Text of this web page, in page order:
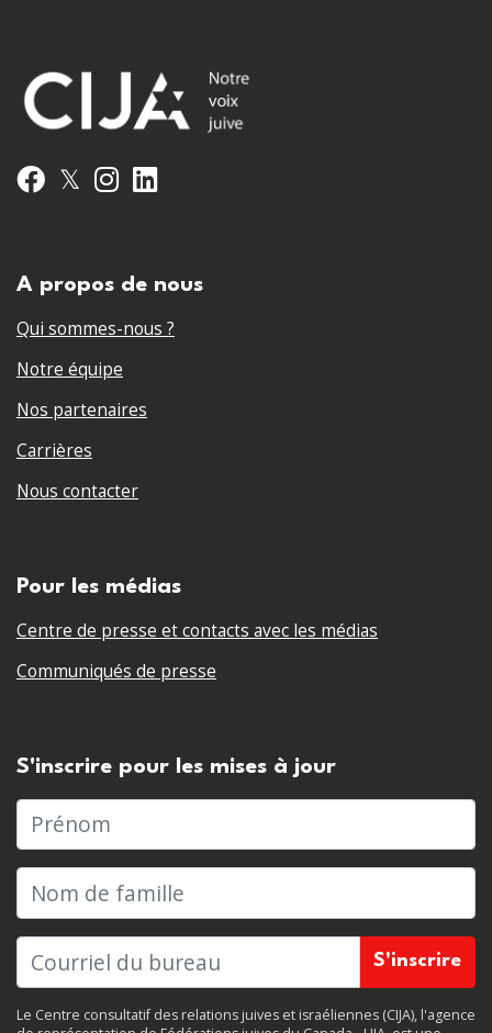
Facebook
𝕏 Instagram
A propos de nous
Qui sommes-nous ?
Notre équipe
Nos partenaires
Carrières
Nous contacter
Pour les médias
Centre de presse et contacts avec les médias
Communiqués de presse
S'inscrire pour les mises à jour
Prénom
Nom de famille
Le Centre consultatif des relations juives et israéliennes (CIJA), l'agence